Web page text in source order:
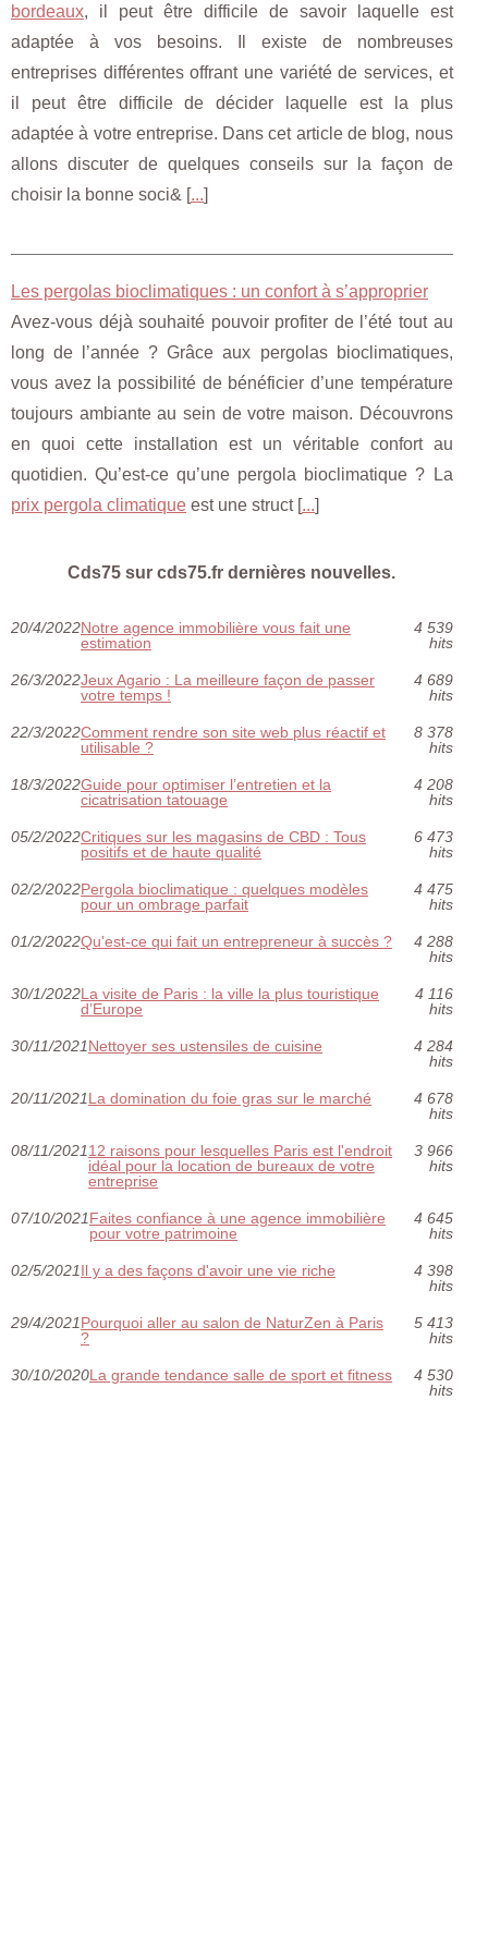
bordeaux, il peut être difficile de savoir laquelle est
adaptée à vos besoins. Il existe de nombreuses
entreprises différentes offrant une variété de services, et
il peut être difficile de décider laquelle est la plus
adaptée à votre entreprise. Dans cet article de blog, nous
allons discuter de quelques conseils sur la façon de
choisir la bonne soci& [...]
Les pergolas bioclimatiques : un confort à s’approprier
Avez-vous déjà souhaité pouvoir profiter de l’été tout au
long de l’année ? Grâce aux pergolas bioclimatiques,
vous avez la possibilité de bénéficier d’une température
toujours ambiante au sein de votre maison. Découvrons
en quoi cette installation est un véritable confort au
quotidien. Qu’est-ce qu’une pergola bioclimatique ? La
prix pergola climatique est une struct [...]
Cds75 sur cds75.fr dernières nouvelles.
20/4/2022Notre agence immobilière vous fait une
estimation
4 539
hits
26/3/2022Jeux Agario : La meilleure façon de passer
votre temps !
4 689
hits
22/3/2022Comment rendre son site web plus réactif et
utilisable ?
8 378
hits
18/3/2022Guide pour optimiser l’entretien et la
cicatrisation tatouage
4 208
hits
05/2/2022Critiques sur les magasins de CBD : Tous
positifs et de haute qualité
6 473
hits
02/2/2022Pergola bioclimatique : quelques modèles
pour un ombrage parfait
4 475
hits
01/2/2022Qu'est-ce qui fait un entrepreneur à succès ?
4 288
hits
30/1/2022La visite de Paris : la ville la plus touristique
d’Europe
4 116
hits
30/11/2021Nettoyer ses ustensiles de cuisine
4 284
hits
20/11/2021La domination du foie gras sur le marché
4 678
hits
08/11/202112 raisons pour lesquelles Paris est l'endroit
idéal pour la location de bureaux de votre
entreprise
3 966
hits
07/10/2021Faites confiance à une agence immobilière
pour votre patrimoine
4 645
hits
02/5/2021Il y a des façons d'avoir une vie riche
4 398
hits
29/4/2021Pourquoi aller au salon de NaturZen à Paris
?
5 413
hits
30/10/2020La grande tendance salle de sport et fitness
4 530
hits